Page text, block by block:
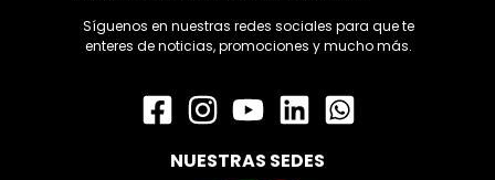
Síguenos en nuestras redes sociales para que te
enteres de noticias, promociones y mucho más.
NUESTRAS SEDES